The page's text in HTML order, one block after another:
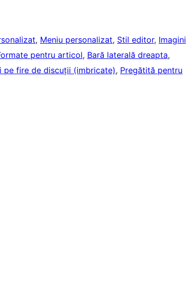
, Meniu personalizat, Stil editor, Imagini
pentru articol, Bară laterală dreapta
pe fire de discuții (imbricate), Pregătită pentru